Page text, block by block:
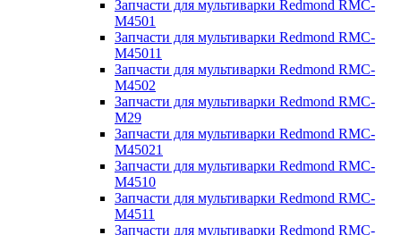
Запчасти для мультиварки Redmond RMC-
M4501
Запчасти для мультиварки Redmond RMC-
M45011
Запчасти для мультиварки Redmond RMC-
M4502
Запчасти для мультиварки Redmond RMC-
M29
Запчасти для мультиварки Redmond RMC-
M45021
Запчасти для мультиварки Redmond RMC-
M4510
Запчасти для мультиварки Redmond RMC-
M4511
Запчасти для мультиварки Redmond RMC-